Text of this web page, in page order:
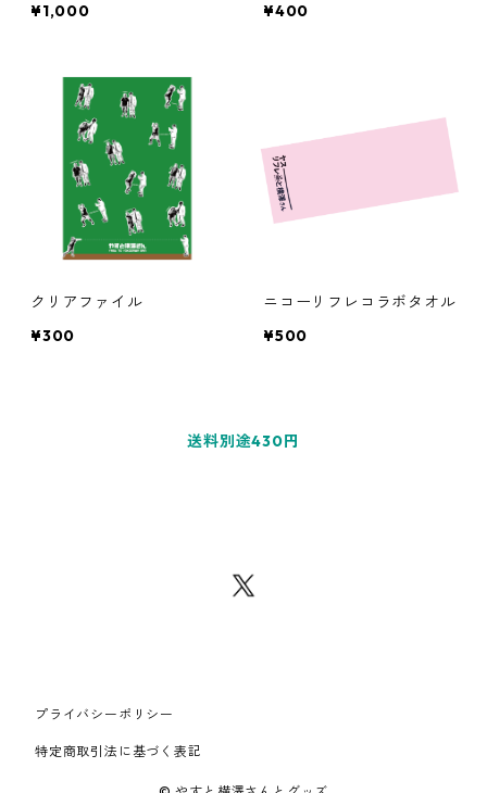
¥1,000
¥400
クリアファイル
¥300
ニコーリフレコラボタオル
¥500
送料別途430円
プライバシーポリシー
特定商取引法に基づく表記